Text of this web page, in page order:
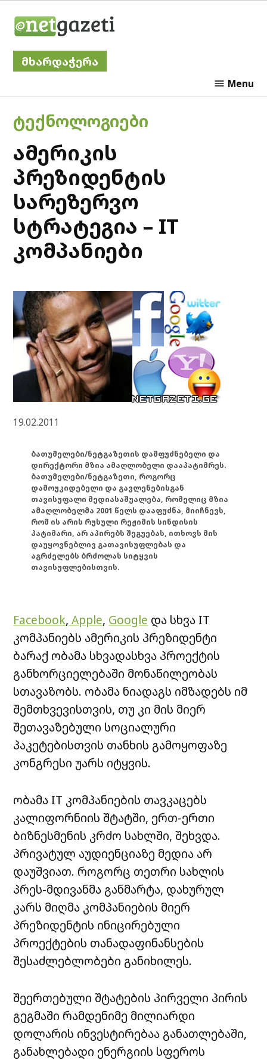
მხარდაჭერა
Menu
POSTED
IN
ᲢᲔᲥᲜᲝᲚᲝᲒᲘᲔᲑᲘ
ამერიკის
პრეზიდენტის
სარეზერვო
სტრატეგია – IT
კომპანიები
19.02.2011
ბათუმელები/ნეტგაზეთის დამფუძნებელი და
დირექტორი მზია ამაღლობელი დააპატიმრეს.
ბათუმელები/ნეტგაზეთი, როგორც
დამოუკიდებელი და გავლენებისგან
თავისუფალი მედიასაშუალება, რომელიც მზია
ამაღლობელმა 2001 წელს დააფუძნა, მიიჩნევს,
რომ ის არის რუსული რეჟიმის სინდისის
პატიმარი, არ აპირებს შეგუებას, ითხოვს მის
დაუყოვნებლივ გათავისუფლებას და
აგრძელებს ბრძოლას სიტყვის
თავისუფლებისთვის.
Facebook, Apple, Google და სხვა IT
კომპანიებს ამერიკის პრეზიდენტი
ბარაქ ობამა სხვადასხვა პროექტის
განხორციელებაში მონაწილეობას
სთავაზობს. ობამა ნიადაგს იმზადებს იმ
შემთხვევისთვის, თუ კი მის მიერ
შეთავაზებული სოციალური
პაკეტებისთვის თანხის გამოყოფაზე
კონგრესი უარს იტყვის.
ობამა IT კომპანიების თავკაცებს
კალიფორნიის შტატში, ერთ-ერთი
ბიზნესმენის კრძო სახლში, შეხვდა.
პრივატულ აუდიენციაზე მედია არ
დაუშვიათ. როგორც თეთრი სახლის
პრეს-მდივანმა განმარტა, დახურულ
კარს მიღმა კომპანიების მიერ
პრეზიდენტის ინიცირებული
პროექტების თანადაფინანსების
შესაძლებლობები განიხილეს.
შეერთებული შტატების პირველი პირის
გეგმაში რამდენიმე მილიარდი
დოლარის ინვესტირებაა განათლებაში,
განახლებადი ენერგიის სფეროს